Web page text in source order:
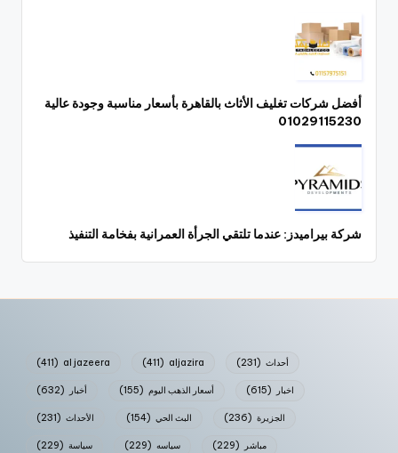
أفضل شركات تغليف الأثاث بالقاهرة بأسعار مناسبة وجودة عالية
01029115230
شركة بيراميدز: عندما تلتقي الجرأة العمرانية بفخامة التنفيذ
al jazeera
(411) aljazira
(411) أحداث (231)
أخبار (632) أسعار الذهب اليوم (155) اخبار (615)
الأحداث (231) البث الحي (154) الجزيرة (236)
سياسة (229) سياسه (229) مباشر (229)